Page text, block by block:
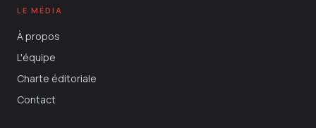
LE MÉDIA
À propos
L'équipe
Charte éditoriale
Contact